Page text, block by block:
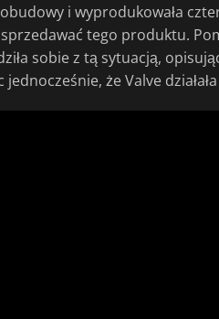
i wyprodukowała
sprzedawać tego produktu.
sobie z tą sytuacją,
że Valve